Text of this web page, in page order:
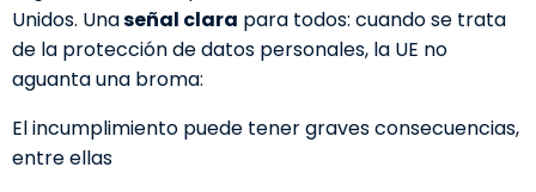
Unidos. Unaseñal clara para todos: cuando se trata
de la protección de datos personales, la UE no
aguanta una broma:
El incumplimiento puede tener graves consecuencias,
entre ellas